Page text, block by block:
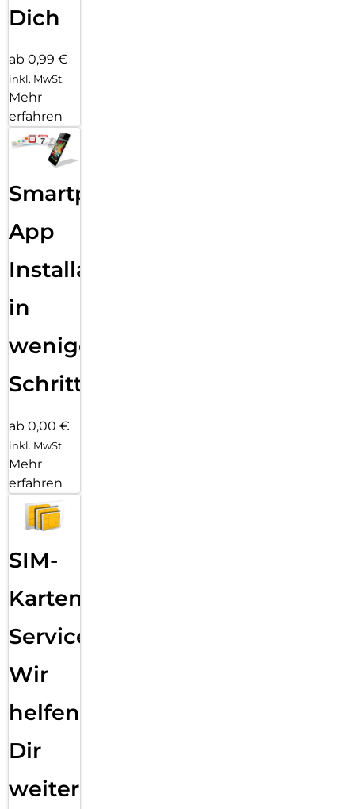
Dich
ab 0,99 €
inkl. MwSt.
Mehr
erfahren
Smartphone
App
Installation
in
wenigen
Schritten
ab 0,00 €
inkl. MwSt.
Mehr
erfahren
SIM-
Karten
Service:
Wir
helfen
Dir
weiter